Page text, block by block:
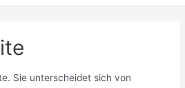
Sie unterscheidet sich von